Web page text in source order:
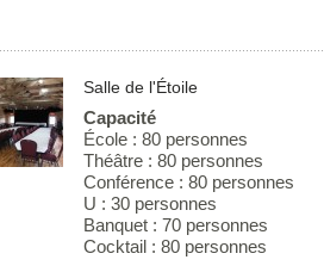
Salle de l'Étoile
Capacité
École : 80 personnes
Théâtre : 80 personnes
Conférence : 80 personnes
U : 30 personnes
Banquet : 70 personnes
Cocktail : 80 personnes